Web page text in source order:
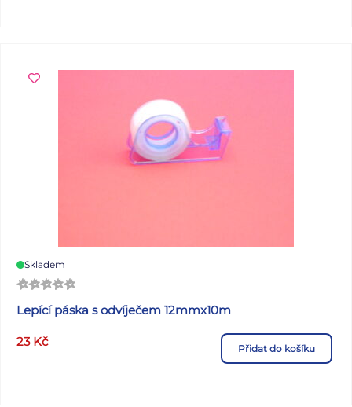
Skladem
Lepící páska s odvíječem 12mmx10m
23 Kč Přidat do košíku